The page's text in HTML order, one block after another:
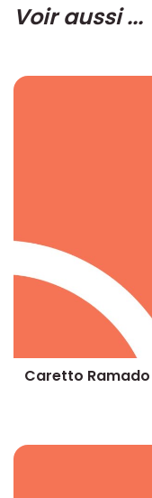
Voir aussi ...
Caretto Ramado